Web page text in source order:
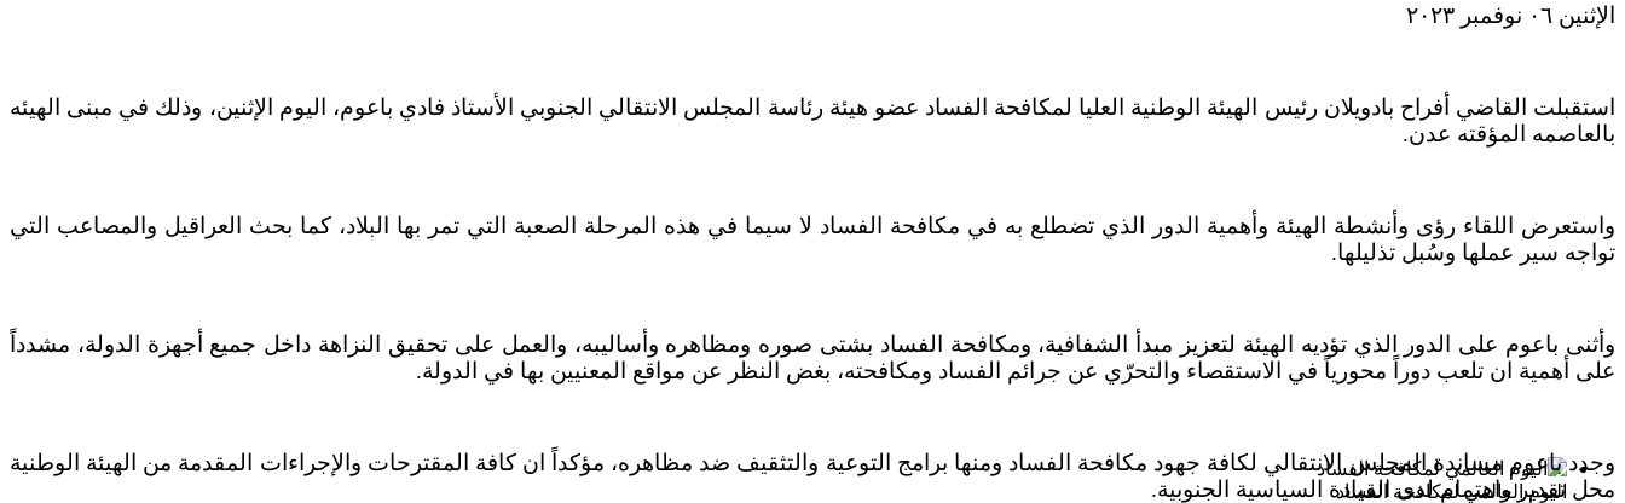
اليوم العالمي لمكافحة الفساد
الإثنين ٠٦ نوفمبر ٢٠٢٣
استقبلت القاضي أفراح بادويلان رئيس الهيئة الوطنية العليا لمكافحة الفساد عضو هيئة رئاسة المجلس الانتقالي الجنوبي الأستاذ فادي باعوم، اليوم الإثنين، وذلك في مبنى الهيئه
بالعاصمه المؤقته عدن.
واستعرض اللقاء رؤى وأنشطة الهيئة وأهمية الدور الذي تضطلع به في مكافحة الفساد لا سيما في هذه المرحلة الصعبة التي تمر بها البلاد، كما بحث العراقيل والمصاعب التي
تواجه سير عملها وسُبل تذليلها.
وأثنى باعوم على الدور الذي تؤديه الهيئة لتعزيز مبدأ الشفافية، ومكافحة الفساد بشتى صوره ومظاهره وأساليبه، والعمل على تحقيق النزاهة داخل جميع أجهزة الدولة، مشدداً
على أهمية ان تلعب دوراً محورياً في الاستقصاء والتحرّي عن جرائم الفساد ومكافحته، بغض النظر عن مواقع المعنيين بها في الدولة.
وجدد باعوم مساندة المجلس الانتقالي لكافة جهود مكافحة الفساد ومنها برامج التوعية والتثقيف ضد مظاهره، مؤكداً ان كافة المقترحات والإجراءات المقدمة من الهيئة الوطنية
محل تقدير واهتمام لدى القيادة السياسية الجنوبية.